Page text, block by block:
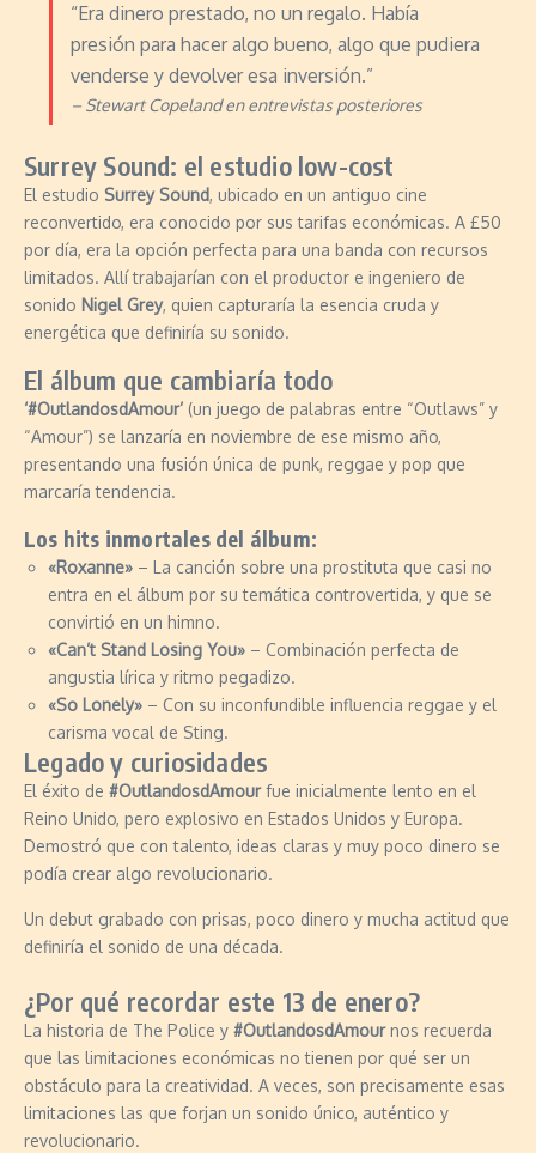
“Era dinero prestado, no un regalo. Había
presión para hacer algo bueno, algo que pudiera
venderse y devolver esa inversión.”
– Stewart Copeland en entrevistas posteriores
Surrey Sound: el estudio low-cost
El estudio Surrey Sound, ubicado en un antiguo cine
reconvertido, era conocido por sus tarifas económicas. A £50
por día, era la opción perfecta para una banda con recursos
limitados. Allí trabajarían con el productor e ingeniero de
sonido Nigel Grey, quien capturaría la esencia cruda y
energética que definiría su sonido.
El álbum que cambiaría todo
‘#OutlandosdAmour’ (un juego de palabras entre “Outlaws” y
“Amour”) se lanzaría en noviembre de ese mismo año,
presentando una fusión única de punk, reggae y pop que
marcaría tendencia.
Los hits inmortales del álbum:
«Roxanne» – La canción sobre una prostituta que casi no
entra en el álbum por su temática controvertida, y que se
convirtió en un himno.
«Can’t Stand Losing You» – Combinación perfecta de
angustia lírica y ritmo pegadizo.
«So Lonely» – Con su inconfundible influencia reggae y el
carisma vocal de Sting.
Legado y curiosidades
El éxito de #OutlandosdAmourfue inicialmente lento en el
Reino Unido, pero explosivo en Estados Unidos y Europa.
Demostró que con talento, ideas claras y muy poco dinero se
podía crear algo revolucionario.
Un debut grabado con prisas, poco dinero y mucha actitud que
definiría el sonido de una década.
¿Por qué recordar este 13 de enero?
La historia de The Police y #OutlandosdAmournos recuerda
que las limitaciones económicas no tienen por qué ser un
obstáculo para la creatividad. A veces, son precisamente esas
limitaciones las que forjan un sonido único, auténtico y
revolucionario.